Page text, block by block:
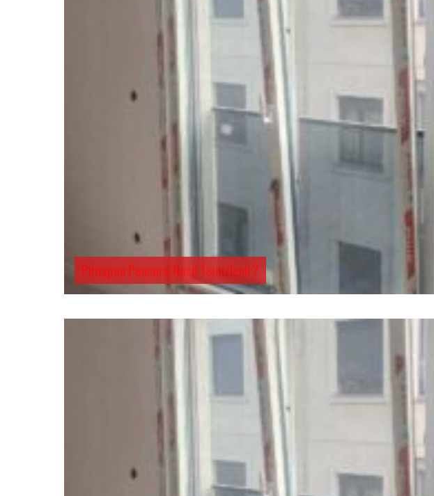
Pimapen Pencere Nasıl Temizlenir?